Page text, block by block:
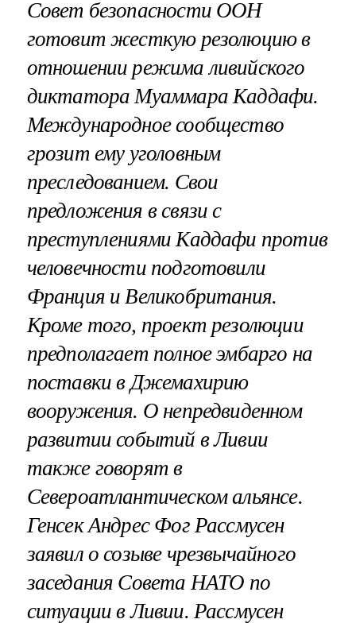
Совет безопасности ООН
готовит жесткую резолюцию в
отношении режима ливийского
диктатора Муаммара Каддафи.
Международное сообщество
грозит ему уголовным
преследованием. Свои
предложения в связи с
преступлениями Каддафи против
человечности подготовили
Франция и Великобритания.
Кроме того, проект резолюции
предполагает полное эмбарго на
поставки в Джемахирию
вооружения. О непредвиденном
развитии событий в Ливии
также говорят в
Североатлантическом альянсе.
Генсек Андрес Фог Рассмусен
заявил о созыве чрезвычайного
заседания Совета НАТО по
ситуации в Ливии. Рассмусен